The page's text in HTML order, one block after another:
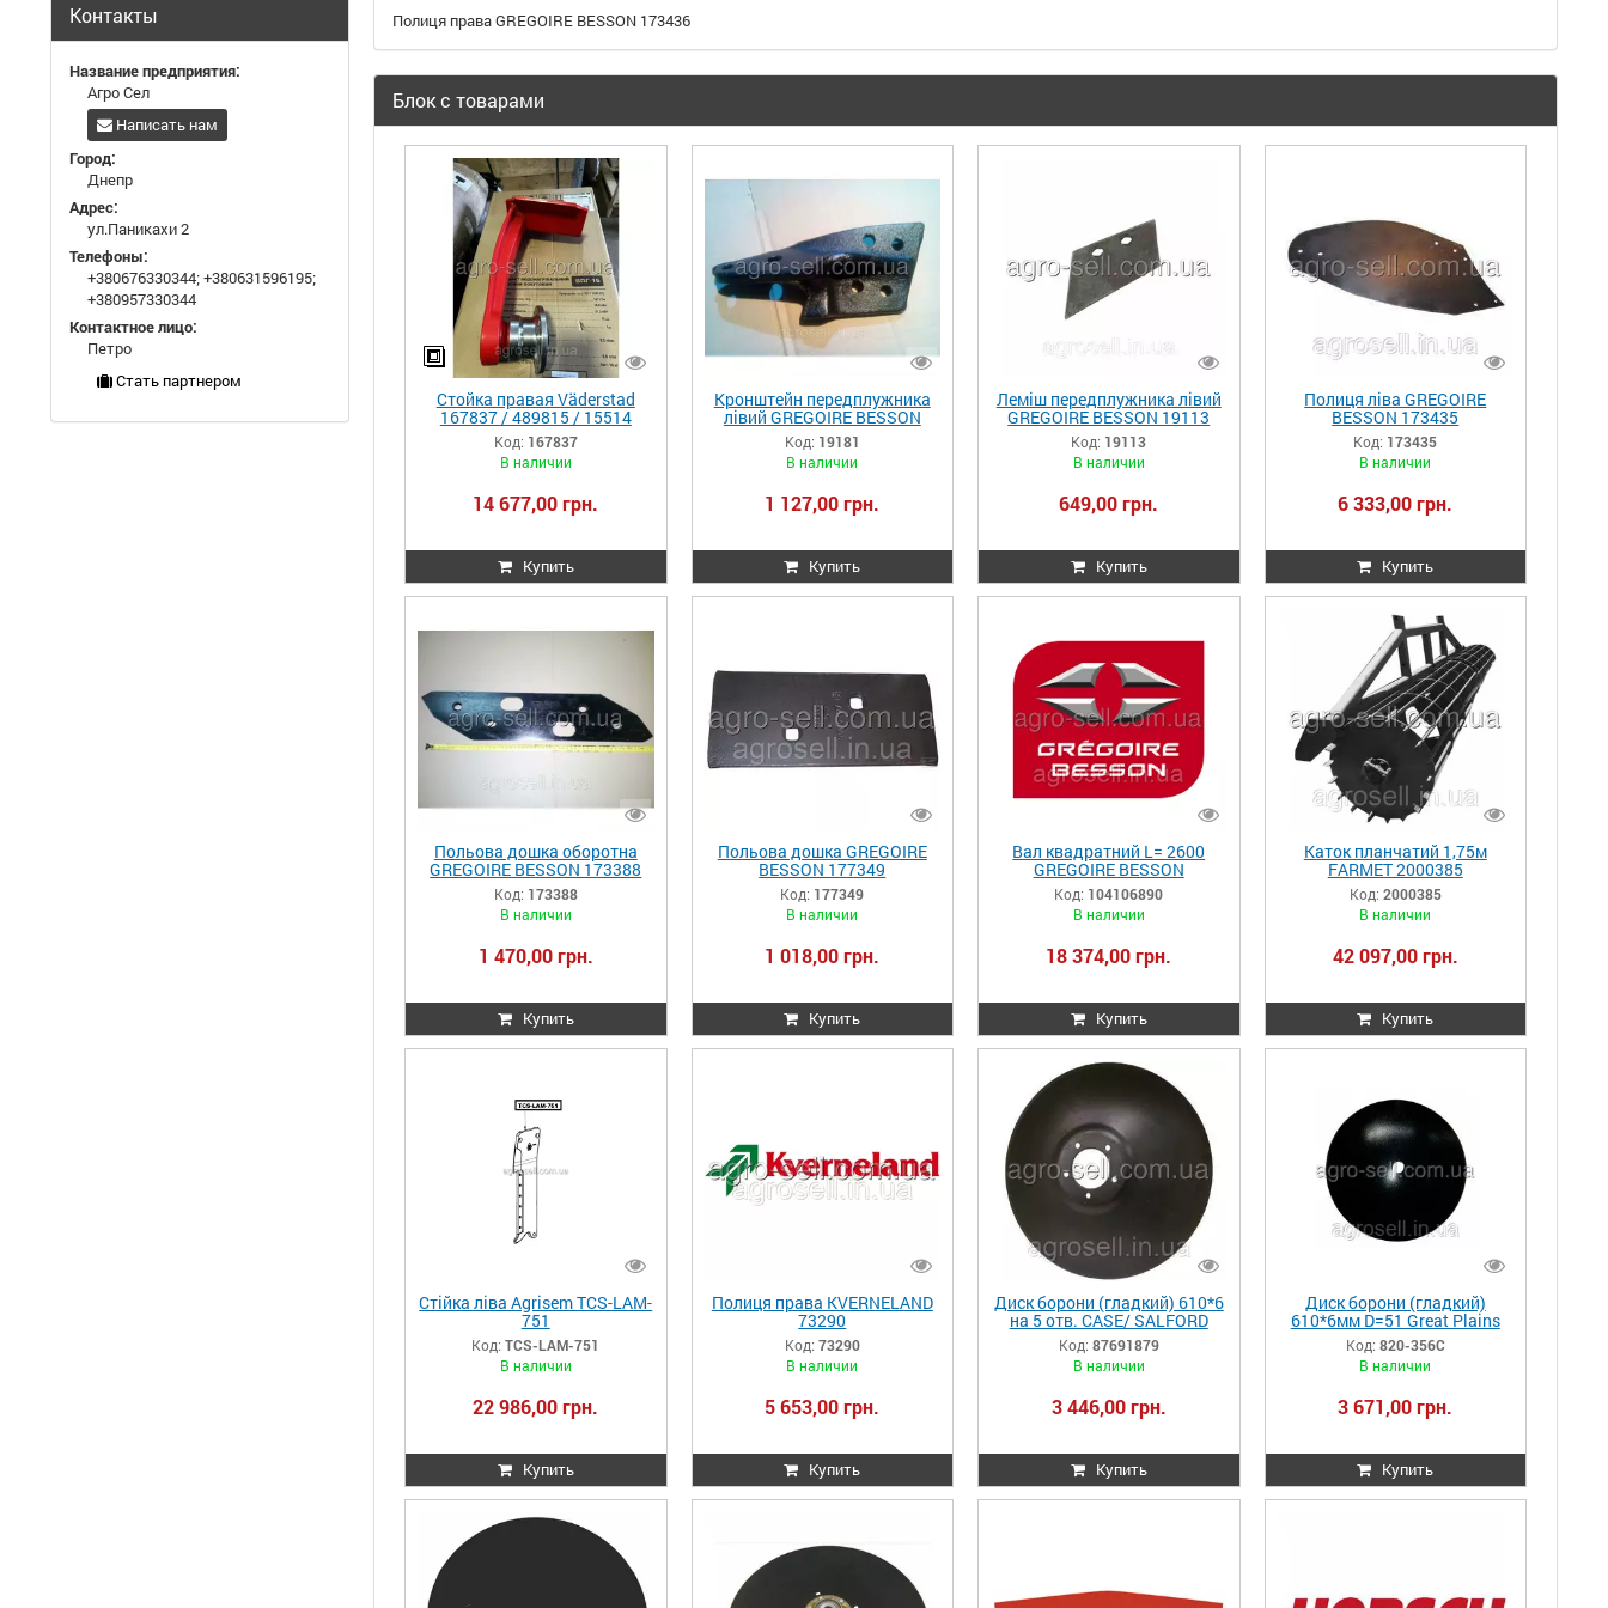
Полиця права GREGOIRE BESSON 173436
Блок с товарами
Стойка правая Väderstad
167837 / 489815 / 15514
Код: 167837
В наличии
14 677,00 грн.
Купить
Кронштейн передплужника
лівий GREGOIRE BESSON
19181
Код: 19181
В наличии
1 127,00 грн.
Купить
Леміш передплужника лівий
GREGOIRE BESSON 19113
Код: 19113
В наличии
649,00 грн.
Купить
Полиця ліва GREGOIRE
BESSON 173435
Код: 173435
В наличии
6 333,00 грн.
Купить
Польова дошка оборотна
GREGOIRE BESSON 173388
Код: 173388
В наличии
1 470,00 грн.
Купить
Польова дошка GREGOIRE
BESSON 177349
Код: 177349
В наличии
1 018,00 грн.
Купить
Вал квадратний L= 2600
GREGOIRE BESSON
104106890
Код: 104106890
В наличии
18 374,00 грн.
Купить
Каток планчатий 1,75м
FARMET 2000385
Код: 2000385
В наличии
42 097,00 грн.
Купить
Стійка ліва Agrisem TCS-LAM-
751
Код: TCS-LAM-751
В наличии
22 986,00 грн.
Купить
Полиця права KVERNELAND
73290
Код: 73290
В наличии
5 653,00 грн.
Купить
Диск борони (гладкий) 610*6
на 5 отв. CASE/ SALFORD
87691879-SP/CT5033057
Код: 87691879
В наличии
3 446,00 грн.
Купить
Диск борони (гладкий)
610*6мм D=51 Great Plains
820-356C/PS22256134R
Код: 820-356C
В наличии
3 671,00 грн.
Купить
Контакты
Название предприятия:
Агро Сел
Написать нам
Город:
Днепр
Адрес:
ул.Паникахи 2
Телефоны:
+380676330344;+380631596195;
+380957330344
Контактное лицо:
Петро
Стать партнером